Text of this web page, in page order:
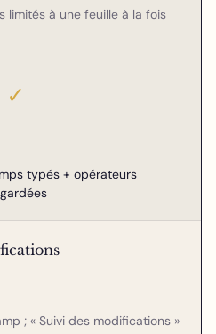
à une feuille à la fois
✓
typés + opérateurs
; « Suivi des modifications »